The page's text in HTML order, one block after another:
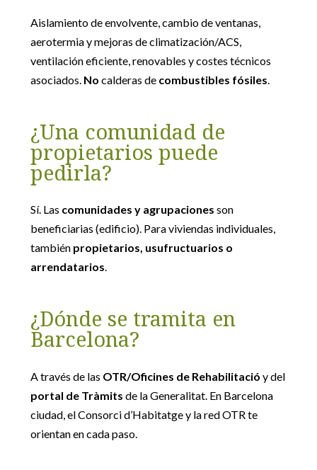
Aislamiento de envolvente, cambio de ventanas,
aerotermia y mejoras de climatización/ACS,
ventilación eficiente, renovables y costes técnicos
asociados. No calderas de combustibles fósiles
¿Una comunidad de
propietarios puede
pedirla?
Sí. Las comunidades y agrupaciones son
beneficiarias (edificio). Para viviendas individuales,
también propietarios, usufructuarios o
arrendatarios.
¿Dónde se tramita en
Barcelona?
A través de las OTR/Oficines de Rehabilitació y del
portal de Tràmits de la Generalitat. En Barcelona
ciudad, el Consorci d’Habitatge y la red OTR te
orientan en cada paso.